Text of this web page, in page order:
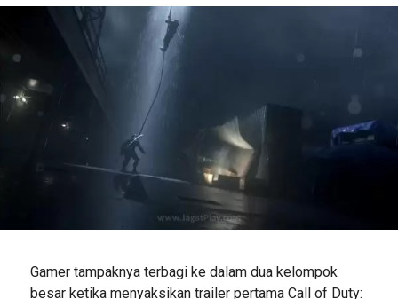
Gamer tampaknya terbagi ke dalam dua kelompok
besar ketika menyaksikan trailer pertama Call of Duty: